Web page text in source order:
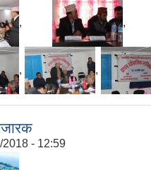
, ,
, ,
2018 - 12:59